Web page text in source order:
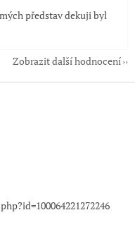
představ dekuji byl
Zobrazit další hodnocení